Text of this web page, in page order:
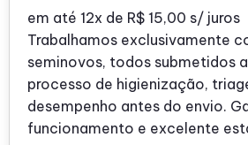
em até 12x de R$ 15,00 s/ juros
Trabalhamos exclusivamente
seminovos, todos submetidos
processo de higienização,
desempenho antes do envio.
funcionamento e excelente